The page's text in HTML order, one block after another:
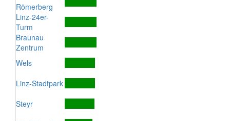
Römerberg
Linz-24er-
Turm
Braunau
Zentrum
Wels
Linz-Stadtpark
Steyr